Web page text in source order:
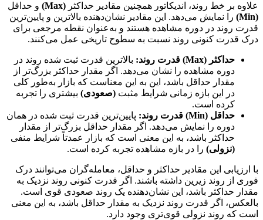
علاوه بر خط روند، اندیکاتور همچنین مقادیر حداکثر (Max)
و حداقل
(Min)
را نمایش می‌دهد. این مقادیر نشان‌دهنده بالاترین و پایین‌ترین
قدرت روند در دوره مشاهده هستند و به‌عنوان نقطه مرجعی برای
درک قدرت کنونی روند نسبت به سطوح تاریخی عمل می‌کنند.
حداکثر (Max) قدرت روند:
بالاترین قدرت ثبت شده روند در
دوره مشاهده را نشان می‌دهد. اگر مقدار حداکثر بزرگ‌تر از
مقدار حداقل باشد، این به این معناست که بازار به‌طور کلی
در این بازه زمانی شرایط مثبت (صعودی) بیشتری را تجربه
کرده است.
حداقل (Min) قدرت روند:
پایین‌ترین قدرت ثبت شده در همان
دوره را نمایش می‌دهد. اگر مقدار حداقل بزرگ‌تر از مقدار
حداکثر باشد، به این معنی است که بازار عمدتاً شرایط منفی
(نزولی) را در بازه مشاهده تجربه کرده است.
با ارزیابی این مقادیر حداکثر و حداقل، معامله‌گران می‌توانند درک
فوری از روند زیرین داشته باشند. اگر قدرت کنونی روند نزدیک به
مقدار حداکثر باشد، این نشان‌دهنده یک روند صعودی قوی است.
بالعکس، اگر قدرت روند نزدیک به مقدار حداقل باشد، به این معنی
است که روند نزولی قوی‌تری وجود دارد.